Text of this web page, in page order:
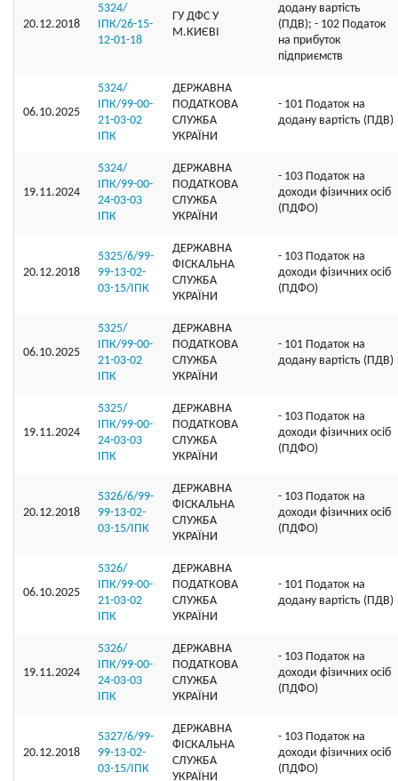
20.12.2018
5324/
ІПК/26-15-
12-01-18
ГУ ДФС У
М.КИЄВI
додану вартість
(ПДВ); - 102 Податок
на прибуток
підприємств
06.10.2025
5324/
ІПК/99-00-
21-03-02
ІПК
ДЕРЖАВНА
ПОДАТКОВА
СЛУЖБА
УКРАЇНИ
- 101 Податок на
додану вартість (ПДВ)
19.11.2024
5324/
ІПК/99-00-
24-03-03
ІПК
ДЕРЖАВНА
ПОДАТКОВА
СЛУЖБА
УКРАЇНИ
- 103 Податок на
доходи фізичних осіб
(ПДФО)
20.12.2018
5325/6/99-
99-13-02-
03-15/ІПК
ДЕРЖАВНА
ФІСКАЛЬНА
СЛУЖБА
УКРАЇНИ
- 103 Податок на
доходи фізичних осіб
(ПДФО)
06.10.2025
5325/
ІПК/99-00-
21-03-02
ІПК
ДЕРЖАВНА
ПОДАТКОВА
СЛУЖБА
УКРАЇНИ
- 101 Податок на
додану вартість (ПДВ)
19.11.2024
5325/
ІПК/99-00-
24-03-03
ІПК
ДЕРЖАВНА
ПОДАТКОВА
СЛУЖБА
УКРАЇНИ
- 103 Податок на
доходи фізичних осіб
(ПДФО)
20.12.2018
5326/6/99-
99-13-02-
03-15/ІПК
ДЕРЖАВНА
ФІСКАЛЬНА
СЛУЖБА
УКРАЇНИ
- 103 Податок на
доходи фізичних осіб
(ПДФО)
06.10.2025
5326/
ІПК/99-00-
21-03-02
ІПК
ДЕРЖАВНА
ПОДАТКОВА
СЛУЖБА
УКРАЇНИ
- 101 Податок на
додану вартість (ПДВ)
19.11.2024
5326/
ІПК/99-00-
24-03-03
ІПК
ДЕРЖАВНА
ПОДАТКОВА
СЛУЖБА
УКРАЇНИ
- 103 Податок на
доходи фізичних осіб
(ПДФО)
20.12.2018
5327/6/99-
99-13-02-
03-15/ІПК
ДЕРЖАВНА
ФІСКАЛЬНА
СЛУЖБА
УКРАЇНИ
- 103 Податок на
доходи фізичних осіб
(ПДФО)